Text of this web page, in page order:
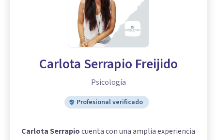
Carlota Serrapio Freijido
Psicología
Profesional verificado
Carlota Serrapiocuenta con una amplia experiencia